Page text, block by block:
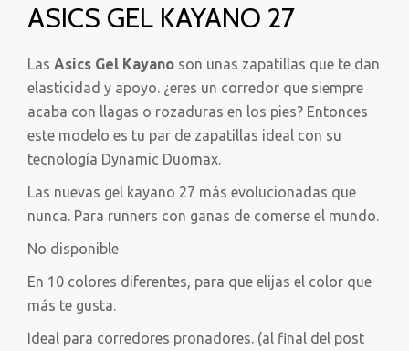
ASICS GEL KAYANO 27
Las Asics Gel Kayano son unas zapatillas que te dan
elasticidad y apoyo. ¿eres un corredor que siempre
acaba con llagas o rozaduras en los pies? Entonces
este modelo es tu par de zapatillas ideal con su
tecnología Dynamic Duomax.
Las nuevas gel kayano 27 más evolucionadas que
nunca. Para runners con ganas de comerse el mundo.
No disponible
En 10 colores diferentes, para que elijas el color que
más te gusta.
Ideal para corredores pronadores. (al final del post